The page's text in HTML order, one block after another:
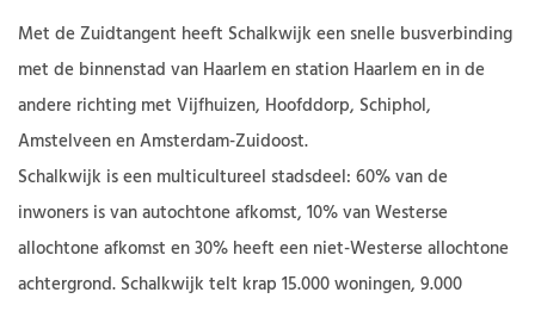
Met de Zuidtangent heeft Schalkwijk een snelle busverbinding
met de binnenstad van Haarlem en station Haarlem en in de
andere richting met Vijfhuizen, Hoofddorp, Schiphol,
Amstelveen en Amsterdam-Zuidoost.
Schalkwijk is een multicultureel stadsdeel: 60% van de
inwoners is van autochtone afkomst, 10% van Westerse
allochtone afkomst en 30% heeft een niet-Westerse allochtone
achtergrond. Schalkwijk telt krap 15.000 woningen, 9.000